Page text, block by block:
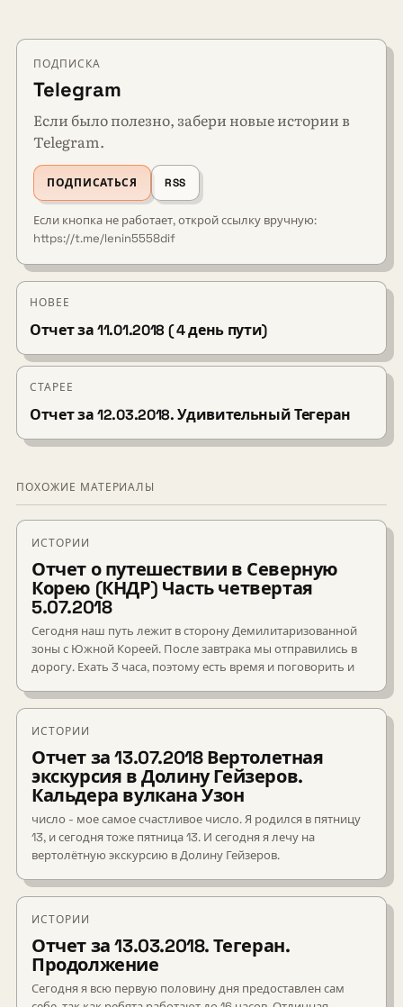
ПОДПИСКА
Telegram
Если было полезно, забери новые истории в
Telegram.
ПОДПИСАТЬСЯ RSS
Если кнопка не работает, открой ссылку вручную:
https://t.me/lenin5558dif
НОВЕЕ
Отчет за 11.01.2018 ( 4 день пути)
СТАРЕЕ
Отчет за 12.03.2018. Удивительный Тегеран
ПОХОЖИЕ МАТЕРИАЛЫ
ИСТОРИИ
Отчет о путешествии в Северную
Корею (КНДР) Часть четвертая
5.07.2018
Сегодня наш путь лежит в сторону Демилитаризованной
зоны с Южной Кореей. После завтрака мы отправились в
дорогу. Ехать 3 часа, поэтому есть время и поговорить и
ИСТОРИИ
Отчет за 13.07.2018 Вертолетная
экскурсия в Долину Гейзеров.
Кальдера вулкана Узон
число - мое самое счастливое число. Я родился в пятницу
13, и сегодня тоже пятница 13. И сегодня я лечу на
вертолётную экскурсию в Долину Гейзеров.
ИСТОРИИ
Отчет за 13.03.2018. Тегеран.
Продолжение
Сегодня я всю первую половину дня предоставлен сам